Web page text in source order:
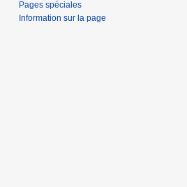
Pages spéciales
Information sur la page